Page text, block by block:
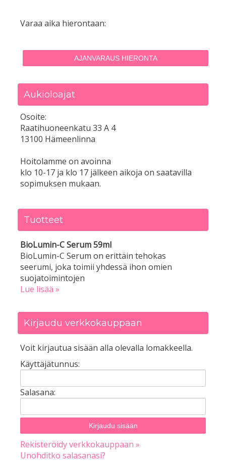
Varaa aika hierontaan:
AJANVARAUS HIERONTA
Aukioloajat
Osoite:
Raatihuoneenkatu 33 A 4
13100 Hämeenlinna
Hoitolamme on avoinna
klo 10-17 ja klo 17 jälkeen aikoja on saatavilla
sopimuksen mukaan.
Tuotteet
BioLumin-C Serum 59ml
BioLumin-C Serum on erittäin tehokas
seerumi, joka toimii yhdessä ihon omien
suojatoimintojen
Lue lisää »
Kirjaudu verkkokauppaan
Voit kirjautua sisään alla olevalla lomakkeella.
Käyttäjätunnus:
Salasana:
Rekisteröidy verkkokauppaan »
Unohditko salasanasi?